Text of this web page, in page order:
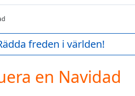
freden i världen!
en Navidad